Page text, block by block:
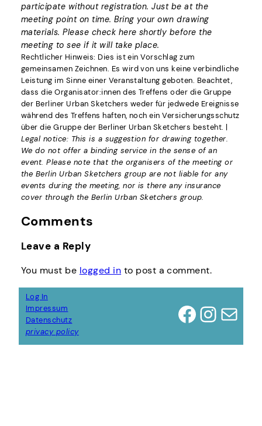
participate without registration. Just be at the
meeting point on time. Bring your own drawing
materials. Please check here shortly before the
meeting to see if it will take place.
Rechtlicher Hinweis: Dies ist ein Vorschlag zum
gemeinsamen Zeichnen. Es wird von uns keine verbindliche
Leistung im Sinne einer Veranstaltung geboten. Beachtet,
dass die Organisator:innen des Treffens oder die Gruppe
der Berliner Urban Sketchers weder für jedwede Ereignisse
während des Treffens haften, noch ein Versicherungsschutz
über die Gruppe der Berliner Urban Sketchers besteht. |
Legal notice: This is a suggestion for drawing together.
We do not offer a binding service in the sense of an
event. Please note that the organisers of the meeting or
the Berlin Urban Sketchers group are not liable for any
events during the meeting, nor is there any insurance
cover through the Berlin Urban Sketchers group.
Comments
Leave a Reply
You must be logged in to post a comment.
Log In
Impressum
Datenschutz
privacy policy
Facebook InstagramMail